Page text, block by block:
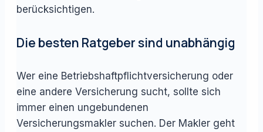
berücksichtigen.
Die besten Ratgeber sind unabhängig
Wer eine Betriebshaftpflichtversicherung oder
eine andere Versicherung sucht, sollte sich
immer einen ungebundenen
Versicherungsmakler suchen. Der Makler geht